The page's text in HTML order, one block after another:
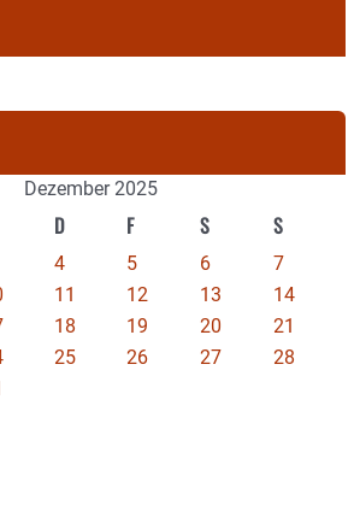
Dezember 2025
D F S S
4 5 6
7
11 12 13
14
18 19 20
21
25 26 27
28